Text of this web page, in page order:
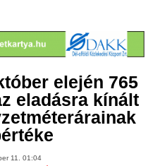
elején 765
eladásra kínált
11. 01:04